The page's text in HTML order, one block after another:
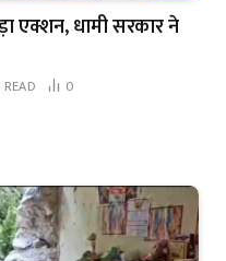
एक्शन, धामी सरकार ने
0